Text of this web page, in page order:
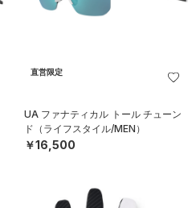
直営限定
UA ファナティカル トール チューン
ド（ライフスタイル/MEN）
￥16,500